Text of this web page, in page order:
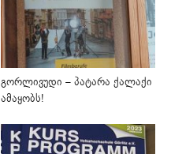
გორლივუდი – პატარა ქალაქი
ამაყობს!